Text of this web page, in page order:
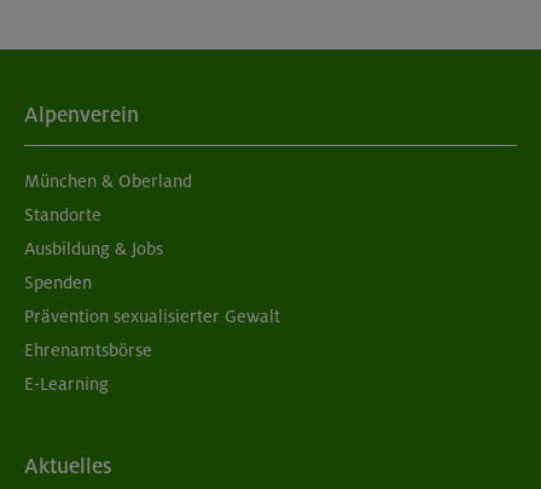
Alpenverein
München & Oberland
Standorte
Ausbildung & Jobs
Spenden
Prävention sexualisierter Gewalt
Ehrenamtsbörse
E-Learning
Aktuelles